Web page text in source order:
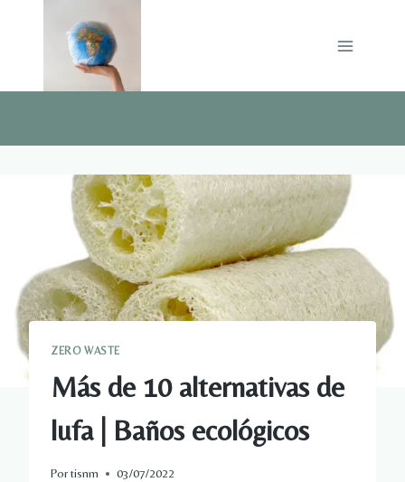
ZERO WASTE
Más de 10 alternativas de
lufa | Baños ecológicos
Portisnm 03/07/2022